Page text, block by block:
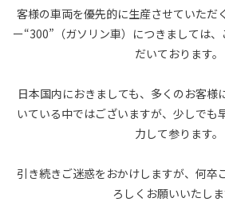
客様の車両を優先的に生産させていただ
ー“300”（ガソリン車）につきましては
だいております。
日本国内におきましても、多くのお客様
いている中ではございますが、少しでも
力して参ります。
引き続きご迷惑をおかけしますが、何卒
ろしくお願いいたしま